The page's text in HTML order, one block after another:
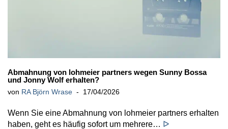
Abmahnung von lohmeier partners wegen Sunny Bossa
und Jonny Wolf erhalten?
von RA Björn Wrase 17/04/2026
Wenn Sie eine Abmahnung von lohmeier partners erhalten
haben, geht es häufig sofort um mehrere… ᐅ